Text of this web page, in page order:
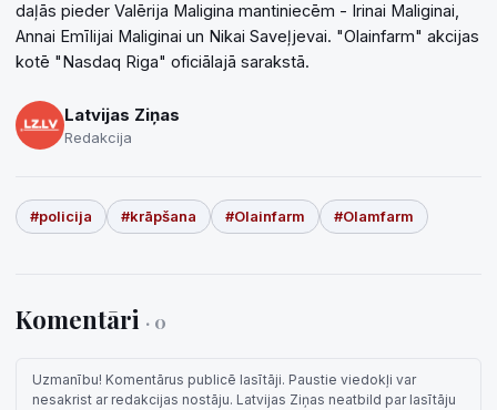
daļās pieder Valērija Maligina mantiniecēm - Irinai Maliginai,
Annai Emīlijai Maliginai un Nikai Saveļjevai. "Olainfarm" akcijas
kotē "Nasdaq Riga" oficiālajā sarakstā.
Latvijas Ziņas
Redakcija
#policija #krāpšana #Olainfarm #Olamfarm
Komentāri · 0
Uzmanību! Komentārus publicē lasītāji. Paustie viedokļi var
nesakrist ar redakcijas nostāju. Latvijas Ziņas neatbild par lasītāju